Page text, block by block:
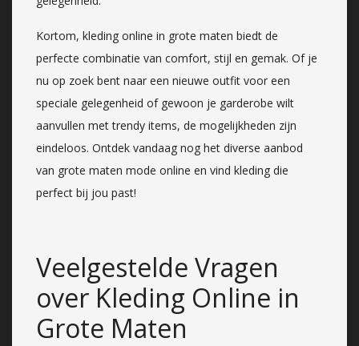
Kortom, kleding online in grote maten biedt de
perfecte combinatie van comfort, stijl en gemak. Of je
nu op zoek bent naar een nieuwe outfit voor een
speciale gelegenheid of gewoon je garderobe wilt
aanvullen met trendy items, de mogelijkheden zijn
eindeloos. Ontdek vandaag nog het diverse aanbod
van grote maten mode online en vind kleding die
perfect bij jou past!
Veelgestelde Vragen
over Kleding Online in
Grote Maten